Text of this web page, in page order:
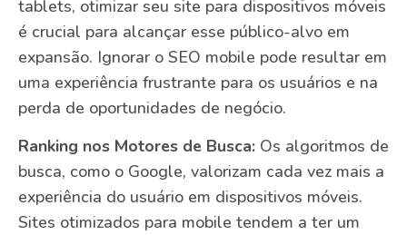
tablets, otimizar seu site para dispositivos móveis
é crucial para alcançar esse público-alvo em
expansão. Ignorar o SEO mobile pode resultar em
uma experiência frustrante para os usuários e na
perda de oportunidades de negócio.
Ranking nos Motores de Busca: Os algoritmos de
busca, como o Google, valorizam cada vez mais a
experiência do usuário em dispositivos móveis.
Sites otimizados para mobile tendem a ter um